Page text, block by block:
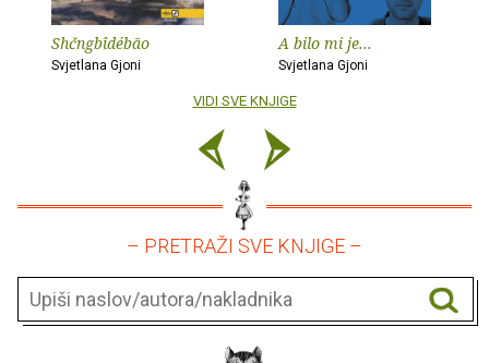
Shčngbîdébão
Svjetlana Gjoni
A bilo mi je...
Svjetlana Gjoni
VIDI SVE KNJIGE
– PRETRAŽI SVE KNJIGE –